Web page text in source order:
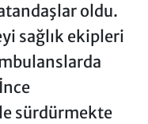
oldu.
sağlık ekipleri
sürdürmekte